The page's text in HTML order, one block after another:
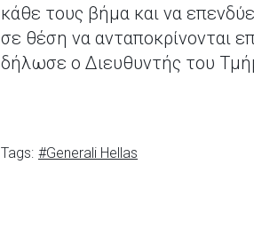
κάθε τους βήμα και να
σε θέση να ανταποκρίνονται
δήλωσε ο Διευθυντής του
Tags: #Generali Hellas